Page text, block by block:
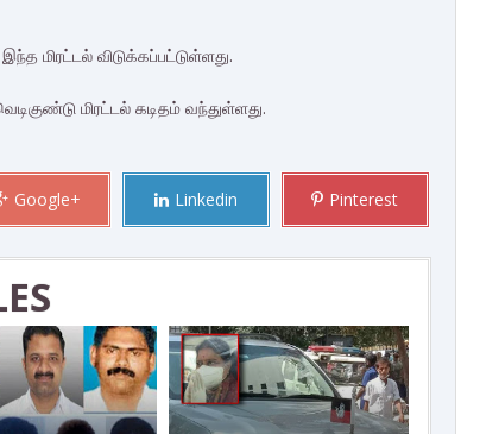
மிரட்டல் விடுக்கப்பட்டுள்ளது.
மிரட்டல் கடிதம் வந்துள்ளது.
Google+ Linkedin Pinterest